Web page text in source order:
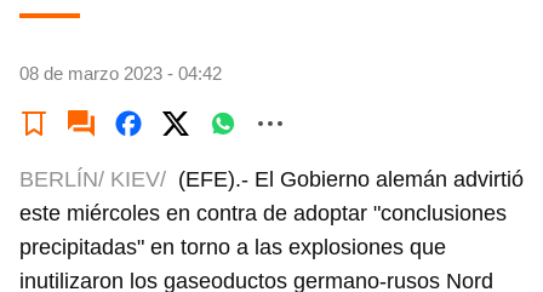
08 de marzo 2023 - 04:42
BERLÍN/ KIEV/ (EFE).- El Gobierno alemán advirtió
este miércoles en contra de adoptar "conclusiones
precipitadas" en torno a las explosiones que
inutilizaron los gaseoductos germano-rusos Nord